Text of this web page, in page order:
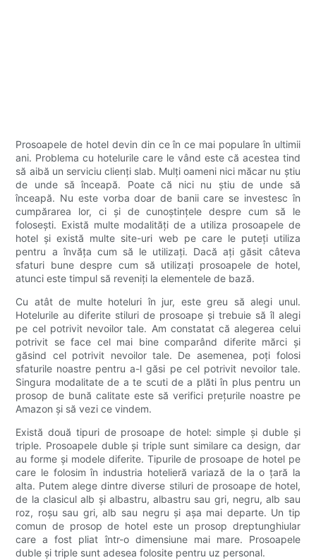
Prosoapele de hotel devin din ce în ce mai populare în ultimii
ani. Problema cu hotelurile care le vând este că acestea tind
să aibă un serviciu clienți slab. Mulți oameni nici măcar nu știu
de unde să înceapă. Poate că nici nu știu de unde să
înceapă. Nu este vorba doar de banii care se investesc în
cumpărarea lor, ci și de cunoștințele despre cum să le
folosești. Există multe modalități de a utiliza prosoapele de
hotel și există multe site-uri web pe care le puteți utiliza
pentru a învăța cum să le utilizați. Dacă ați găsit câteva
sfaturi bune despre cum să utilizați prosoapele de hotel,
atunci este timpul să reveniți la elementele de bază.
Cu atât de multe hoteluri în jur, este greu să alegi unul.
Hotelurile au diferite stiluri de prosoape și trebuie să îl alegi
pe cel potrivit nevoilor tale. Am constatat că alegerea celui
potrivit se face cel mai bine comparând diferite mărci și
găsind cel potrivit nevoilor tale. De asemenea, poți folosi
sfaturile noastre pentru a-l găsi pe cel potrivit nevoilor tale.
Singura modalitate de a te scuti de a plăti în plus pentru un
prosop de bună calitate este să verifici prețurile noastre pe
Amazon și să vezi ce vindem.
Există două tipuri de prosoape de hotel: simple și duble și
triple. Prosoapele duble și triple sunt similare ca design, dar
au forme și modele diferite. Tipurile de prosoape de hotel pe
care le folosim în industria hotelieră variază de la o țară la
alta. Putem alege dintre diverse stiluri de prosoape de hotel,
de la clasicul alb și albastru, albastru sau gri, negru, alb sau
roz, roșu sau gri, alb sau negru și așa mai departe. Un tip
comun de prosop de hotel este un prosop dreptunghiular
care a fost pliat într-o dimensiune mai mare. Prosoapele
duble și triple sunt adesea folosite pentru uz personal.